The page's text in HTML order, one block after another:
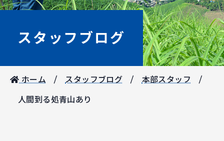
スタッフブログ
ホーム スタッフブログ 本部スタッフ
人間到る処青山あり